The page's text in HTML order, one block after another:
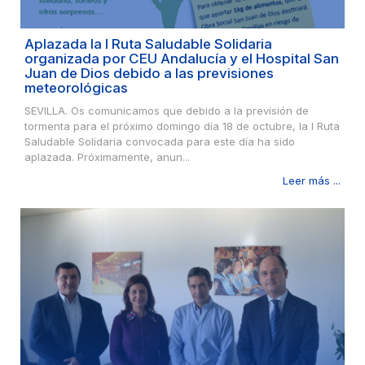
Aplazada la I Ruta Saludable Solidaria
organizada por CEU Andalucía y el Hospital San
Juan de Dios debido a las previsiones
meteorológicas
SEVILLA. Os comunicamos que debido a la previsión de
tormenta para el próximo domingo día 18 de octubre, la I Ruta
Saludable Solidaria convocada para este día ha sido
aplazada. Próximamente, anun...
Leer más ...